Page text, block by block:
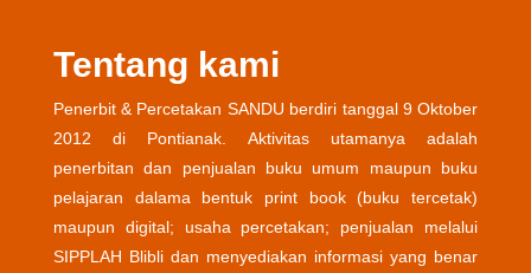
Tentang kami
Penerbit & Percetakan SANDU berdiri tanggal 9 Oktober
2012 di Pontianak. Aktivitas utamanya adalah
penerbitan dan penjualan buku umum maupun buku
pelajaran dalama bentuk print book (buku tercetak)
maupun digital; usaha percetakan; penjualan melalui
SIPPLAH Blibli dan menyediakan informasi yang benar